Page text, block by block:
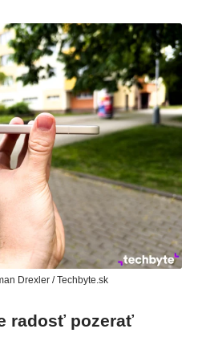
Drexler / Techbyte.sk
radosť pozerať